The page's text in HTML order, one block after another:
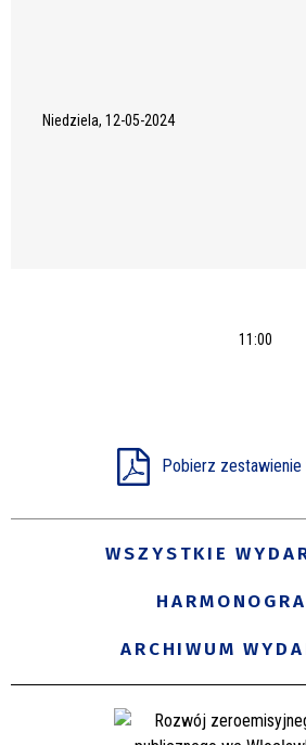
Organizator
Niedziela, 12-05-2024
11:00
Pobierz zestawienie
WSZYSTKIE
ARCHIWUM